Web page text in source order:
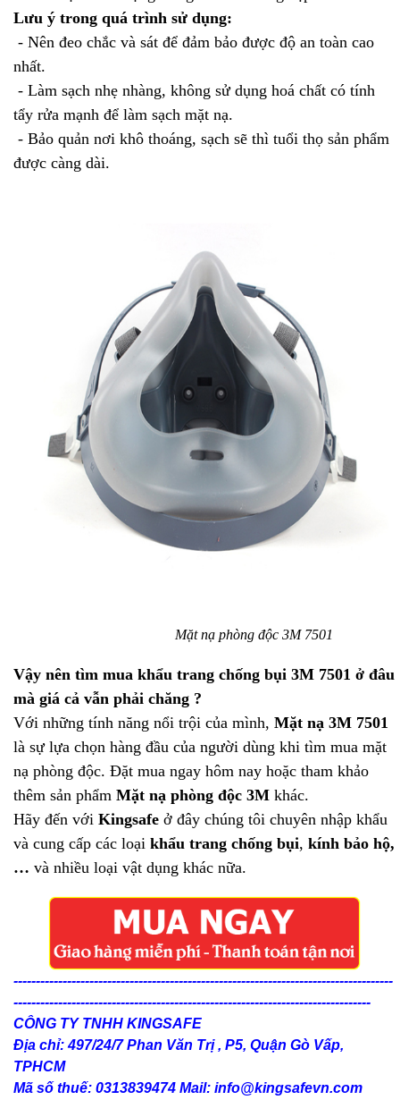
Lưu ý trong quá trình sử dụng:
- Nên đeo chắc và sát để đảm bảo được độ an toàn cao
nhất.
- Làm sạch nhẹ nhàng, không sử dụng hoá chất có tính
tẩy rửa mạnh để làm sạch mặt nạ.
- Bảo quản nơi khô thoáng, sạch sẽ thì tuổi thọ sản phẩm
được càng dài.
Mặt nạ phòng độc 3M 7501
Vậy nên tìm mua khẩu trang chống bụi 3M 7501 ở đâu
mà giá cả vẫn phải chăng ?
Với những tính năng nổi trội của mình, Mặt nạ 3M 7501
là sự lựa chọn hàng đầu của người dùng khi tìm mua mặt
nạ phòng độc. Đặt mua ngay hôm nay hoặc tham khảo
thêm sản phẩm Mặt nạ phòng độc 3M khác.
Hãy đến với Kingsafe ở đây chúng tôi chuyên nhập khẩu
và cung cấp các loại khẩu trang chống bụi, kính bảo hộ,
… và nhiều loại vật dụng khác nữa.
-------------------------------------------------------------------------------------
--------------------------------------------------------------------------------
CÔNG TY TNHH KINGSAFE
Địa chỉ: 497/24/7 Phan Văn Trị , P5, Quận Gò Vấp,
TPHCM
Mã số thuế: 0313839474 Mail: info@kingsafevn.com